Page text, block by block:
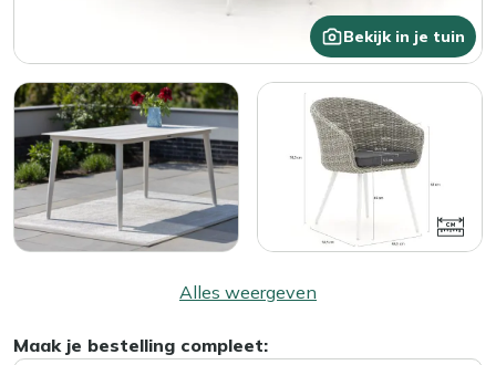
Bekijk in je tuin
Alles weergeven
Maak je bestelling compleet: